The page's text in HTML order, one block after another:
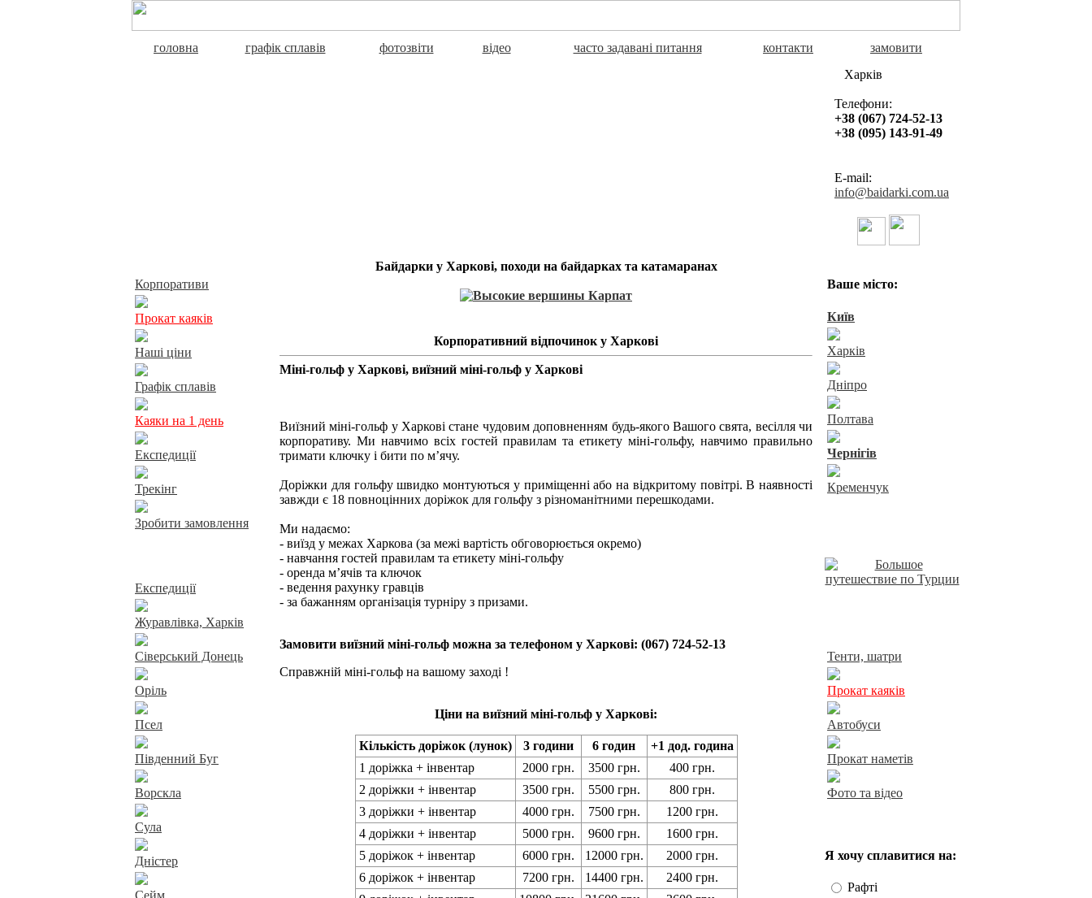
головна графік сплавів фотозвіти відео часто задавані питання контакти
замовити
Харків
Телефони:
+38 (067) 724-52-13
+38 (095) 143-91-49
E-mail:
info@baidarki.com.ua
Корпоративи
Прокат каяків
Наші ціни
Графік сплавів
Каяки на 1 день
Експедиції
Трекінг
Зробити замовлення
Експедиції
Журавлівка, Харків
Сіверський Донець
Оріль
Псел
Південний Буг
Ворскла
Сула
Дністер
Сейм
Байдарки у Харкові, походи на байдарках та катамаранах
Корпоративний відпочинок у Харкові
Міні-гольф у Харкові, виїзний міні-гольф у Харкові
Виїзний міні-гольф у Харкові стане чудовим доповненням будь-якого Вашого свята, весілля чи
корпоративу. Ми навчимо всіх гостей правилам та етикету міні-гольфу, навчимо правильно
тримати ключку і бити по м’ячу.
Доріжки для гольфу швидко монтуються у приміщенні або на відкритому повітрі. В наявності
завжди є 18 повноцінних доріжок для гольфу з різноманітними перешкодами.
Ми надаємо:
- виїзд у межах Харкова (за межі вартість обговорюється окремо)
- навчання гостей правилам та етикету міні-гольфу
- оренда м’ячів та ключок
- ведення рахунку гравців
- за бажанням організація турніру з призами.
Замовити виїзний міні-гольф можна за телефоном у Харкові: (067) 724-52-13
Справжній міні-гольф на вашому заході !
Ціни на виїзний міні-гольф у Харкові:
Кількість доріжок (лунок) 3 години 6 годин
+1 дод. година
1 доріжка + інвентар
2000 грн. 3500 грн.
400 грн.
2 доріжки + інвентар
3500 грн. 5500 грн.
800 грн.
3 доріжки + інвентар
4000 грн. 7500 грн.
1200 грн.
4 доріжки + інвентар
5000 грн. 9600 грн.
1600 грн.
5 доріжок + інвентар
6000 грн. 12000 грн.
2000 грн.
6 доріжок + інвентар
7200 грн. 14400 грн.
2400 грн.
Ваше місто:
Київ
Харків
Дніпро
Полтава
Чернiгiв
Кременчук
Тенти, шатри
Прокат каяків
Автобуси
Прокат наметів
Фото та відео
Я хочу сплавитися на:
Рафті